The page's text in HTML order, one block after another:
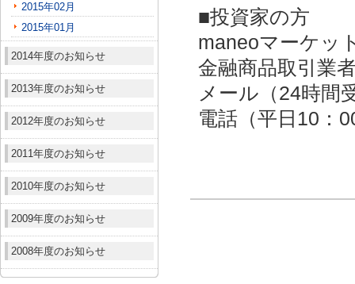
2015年02月
2015年01月
2014年度のお知らせ
2013年度のお知らせ
2012年度のお知らせ
2011年度のお知らせ
2010年度のお知らせ
2009年度のお知らせ
2008年度のお知らせ
■投資家の方
maneoマーケッ
金融商品取引業
メール（24時間
電話（平日10：